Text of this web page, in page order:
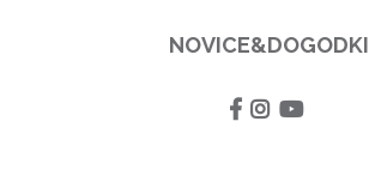
NOVICE&DOGODKI